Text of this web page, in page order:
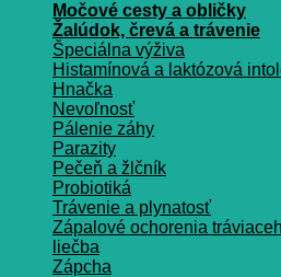
Močové cesty a obličky
Žalúdok, črevá a trávenie
Špeciálna výživa
Histamínová a laktózová
Hnačka
Nevoľnosť
Pálenie záhy
Parazity
Pečeň a žlčník
Probiotiká
Trávenie a plynatosť
Zápalové ochorenia
liečba
Zápcha